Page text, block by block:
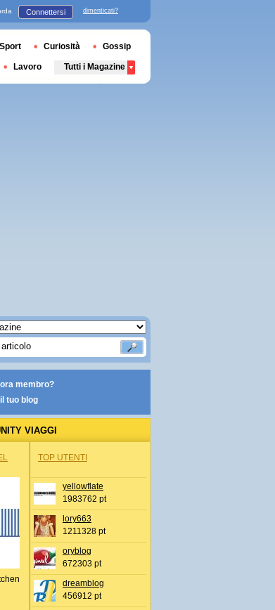
membro?
tuo blog
VIAGGI
TOP UTENTI
yellowflate
1983762 pt
lory663
1211328 pt
oryblog
672303 pt
dreamblog
456912 pt
Connettersi dimenticati?
Sport Curiosità Gossip
Lavoro Tutti i Magazine